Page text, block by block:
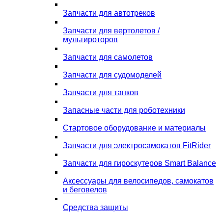
Запчасти для автотреков
Запчасти для вертолетов /
мультироторов
Запчасти для самолетов
Запчасти для судомоделей
Запчасти для танков
Запасные части для роботехники
Стартовое оборудование и материалы
Запчасти для электросамокатов FitRider
Запчасти для гироскутеров Smart Balance
Аксессуары для велосипедов, самокатов
и беговелов
Средства защиты